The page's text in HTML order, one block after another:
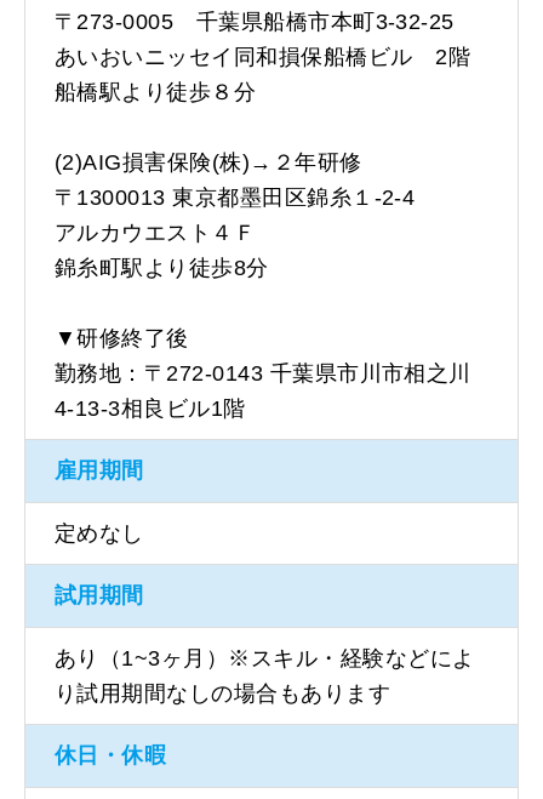
〒273-0005 千葉県船橋市本町3-32-25
あいおいニッセイ同和損保船橋ビル 2階
船橋駅より徒歩８分
(2)AIG損害保険(株)→２年研修
〒1300013 東京都墨田区錦糸１-2-4
アルカウエスト４Ｆ
錦糸町駅より徒歩8分
▼研修終了後
勤務地：〒272-0143 千葉県市川市相之川
4-13-3相良ビル1階
雇用期間
定めなし
試用期間
あり（1~3ヶ月）※スキル・経験などによ
り試用期間なしの場合もあります
休日・休暇